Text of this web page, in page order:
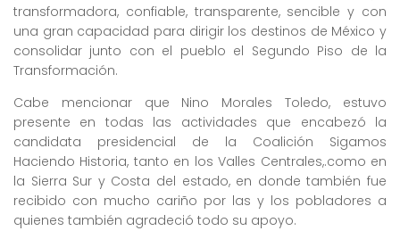
transformadora, confiable, transparente, sencible y con
una gran capacidad para dirigir los destinos de México y
consolidar junto con el pueblo el Segundo Piso de la
Transformación.
Cabe mencionar que Nino Morales Toledo, estuvo
presente en todas las actividades que encabezó la
candidata presidencial de la Coalición Sigamos
Haciendo Historia, tanto en los Valles Centrales,.como en
la Sierra Sur y Costa del estado, en donde también fue
recibido con mucho cariño por las y los pobladores a
quienes también agradeció todo su apoyo.